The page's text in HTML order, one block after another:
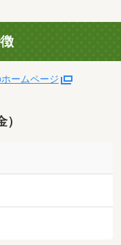
ームページ